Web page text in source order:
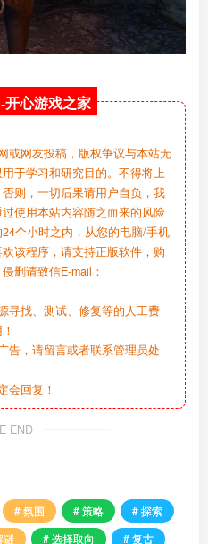
开心游戏之家
或网友投稿，版权争议与本站无
于学习和研究目的。不得将上
则，一切后果请用户自负，我
使用本站内容随之而来的风险
个小时之内，从您的电脑/手机
该程序，请支持正版软件，购
删请致信E-mail：
寻找、测试、修复等的人工费
告，请留言或者联系管理员处
会回复！
END
# 氛围 # 策略
# 探索
谜 # 选择取向
# 复古